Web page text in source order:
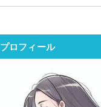
プロフィール